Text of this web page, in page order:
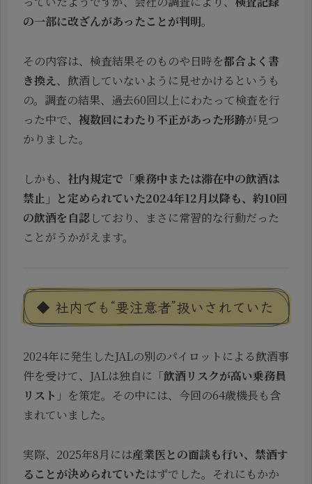
の一部に改ざんがあったことが判明。
その内容は、検査結果そのものや日時を都合よく書
き換え、飲酒していないように見せかけるというも
の。調査の結果、過去60回以上にわたって検査を行
った中で、 複数回にわたり不正があった形跡が見つ
かりました。
しかも、 社内規定で「乗務中または滞在中の飲酒は
禁止」と定められていた2024年12月以降も、約10回
の飲酒を自認しており、まさに常習的な行動だった
ことがうかがえます。
◆ 社内でも“要注意者”扱いされていた
2024年に発生したJALの別のパイロットによる飲酒事
件を受けて、JALは独自に「飲酒リスクが高い乗務員
リスト 」を策定。その中には、今回の64歳機長も含
まれていました。
実際、2025年8月には産業医との面談も行い、禁酒す
ることが決められていたはずでした。それにもかか